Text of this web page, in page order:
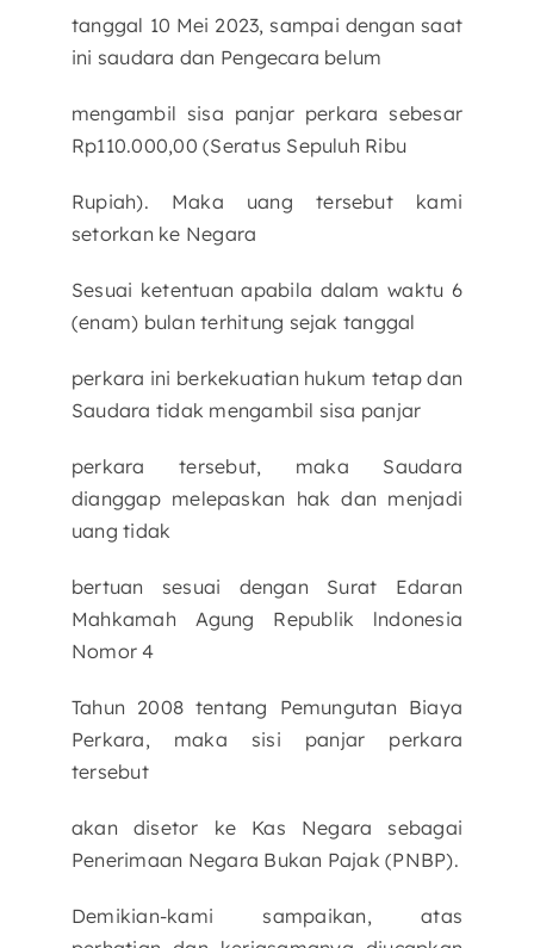
tanggal 10 Mei 2023, sampai dengan saat
ini saudara dan Pengecara belum
mengambil sisa panjar perkara sebesar
Rp110.000,00 (Seratus Sepuluh Ribu
Rupiah). Maka uang tersebut kami
setorkan ke Negara
Sesuai ketentuan apabila dalam waktu 6
(enam) bulan terhitung sejak tanggal
perkara ini berkekuatian hukum tetap dan
Saudara tidak mengambil sisa panjar
perkara tersebut, maka Saudara
dianggap melepaskan hak dan menjadi
uang tidak
bertuan sesuai dengan Surat Edaran
Mahkamah Agung Republik lndonesia
Nomor 4
Tahun 2008 tentang Pemungutan Biaya
Perkara, maka sisi panjar perkara
tersebut
akan disetor ke Kas Negara sebagai
Penerimaan Negara Bukan Pajak (PNBP).
Demikian-kami sampaikan, atas